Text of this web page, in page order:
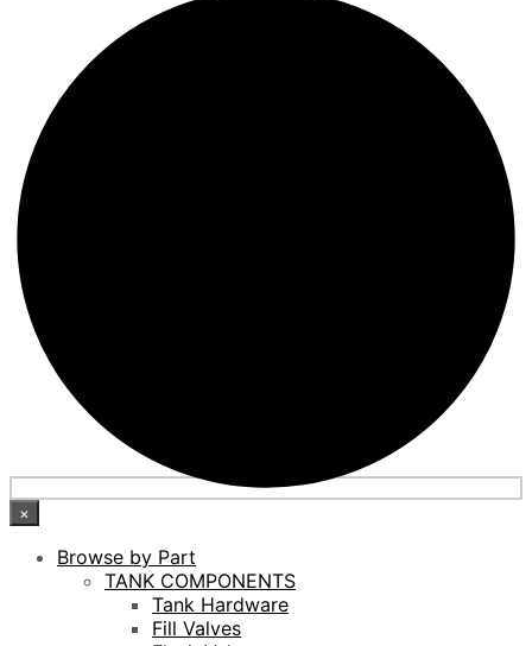
×
Browse by Part
TANK COMPONENTS
Tank Hardware
Fill Valves